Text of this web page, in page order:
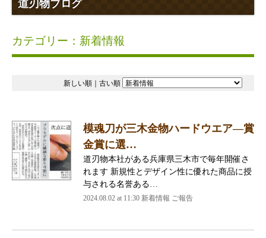
道刃物ブログ
カテゴリー：新着情報
新しい順 古い順
模魂刀が三木金物ハードウエア―賞
金賞に選…
道刃物本社がある兵庫県三木市で毎年開催さ
れます 新規性とデザイン性に優れた商品に授
与される名誉ある…
2024.08.02 at 11:30 新着情報 ご報告